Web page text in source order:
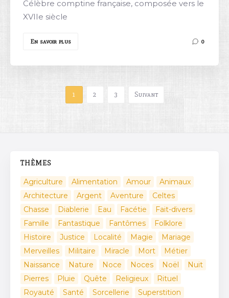
Célèbre comptine française, composée vers le
XVIIe siècle
En savoir plus 0
1 2 3 Suivant
THÈMES
Agriculture Alimentation Amour
Animaux
Architecture
Argent Aventure
Celtes
Chasse
Diablerie Eau Facétie
Fait-divers
Famille
Fantastique Fantômes
Folklore
Histoire
Justice Localité Magie
Mariage
Merveilles
Militaire Miracle Mort
Métier
Naissance
Nature Noce Noces Noël
Nuit
Pierres
Pluie Quête Religieux
Rituel
Royauté
Santé Sorcellerie
Superstition